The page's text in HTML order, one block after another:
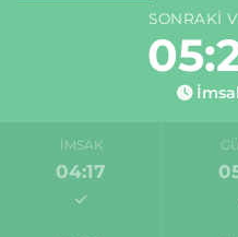
SONRAKI
İMSAK
04:17